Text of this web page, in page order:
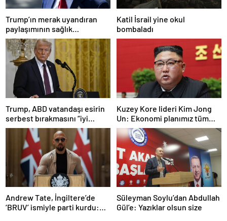
Trump’ın merak uyandıran
paylaşımının sağlık
sistemiyle ilgili kararname
olduğu anlaşıldı
Katil İsrail yine okul
bombaladı
Trump, ABD vatandaşı esirin
serbest bırakmasını “iyi
niyetle atılmış bir adım”
olarak değerlendirdi
Kuzey Kore lideri Kim Jong
Un: Ekonomi planımız tüm
sektörlerde başarısız oldu
Andrew Tate, İngiltere’de
‘BRUV’ ismiyle parti kurdu:
Süleyman Soylu’dan Abdullah
Gül’e: Yazıklar olsun size